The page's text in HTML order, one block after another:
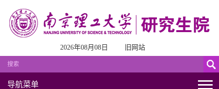
2026年08月08日 旧网站
导航菜单